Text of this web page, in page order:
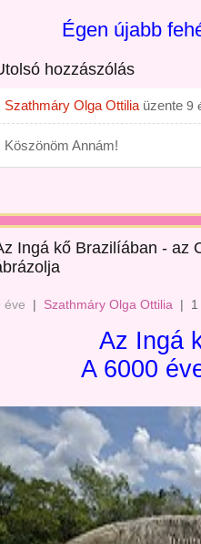
Égen újabb
hozzászólás
Szathmáry Olga Ottilia üzente 9
Köszönöm Annám!
Ingá kő Brazilíában - az
éve | Szathmáry Olga Ottilia |
Az Ingá
A 6000